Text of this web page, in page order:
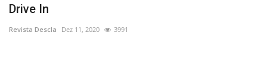
Drive In
Revista Descla Dez 11, 2020 3991